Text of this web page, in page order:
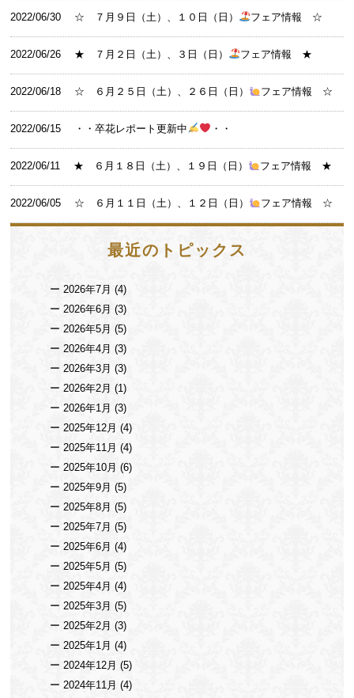
2022/06/30 ☆ ７月９日（土）、１０日（日） フェア情報 ☆
2022/06/26 ★ ７月２日（土）、３日（日） フェア情報 ★
2022/06/18 ☆ ６月２５日（土）、２６日（日） フェア情報 ☆
2022/06/15 ・・卒花レポート更新中 ・・
2022/06/11 ★ ６月１８日（土）、１９日（日） フェア情報 ★
2022/06/05 ☆ ６月１１日（土）、１２日（日） フェア情報 ☆
最近のトピックス
2026年7月 (4)
2026年6月 (3)
2026年5月 (5)
2026年4月 (3)
2026年3月 (3)
2026年2月 (1)
2026年1月 (3)
2025年12月 (4)
2025年11月 (4)
2025年10月 (6)
2025年9月 (5)
2025年8月 (5)
2025年7月 (5)
2025年6月 (4)
2025年5月 (5)
2025年4月 (4)
2025年3月 (5)
2025年2月 (3)
2025年1月 (4)
2024年12月 (5)
2024年11月 (4)